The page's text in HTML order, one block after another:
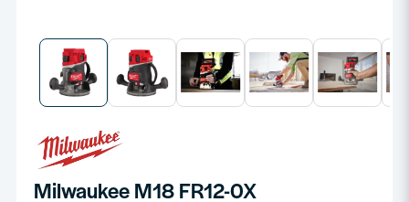
Milwaukee M18 FR12-0X